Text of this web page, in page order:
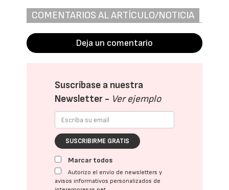
COMENTARIOS AL ARTÍCULO/NOTICIA
Deja un comentario
Suscríbase a nuestra
Newsletter - Ver ejemplo
SUSCRIBIRME GRATIS
Marcar todos
Autorizo el envío de newsletters y
avisos informativos personalizados de